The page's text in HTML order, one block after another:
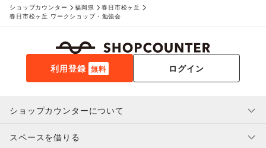
ショップカウンター 福岡県
春日市松ヶ丘
春日市松ヶ丘 ワークショップ・勉強会
利用登録 無料 ログイン
ショップカウンターについて
利用規約・ガイドライン
スペースを借りる